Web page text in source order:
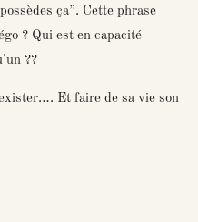
ça”. Cette phrase
? Qui est en capacité
??
Et faire de sa vie son